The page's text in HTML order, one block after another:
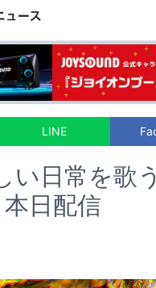
LINE
い日常を歌
本日配信